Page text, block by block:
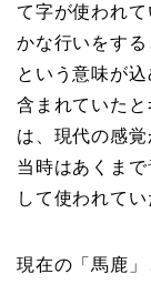
て字が使われ
かな行いをす
という意味が
含まれていた
は、現代の感
当時はあくま
して使われてい
現在の「馬鹿